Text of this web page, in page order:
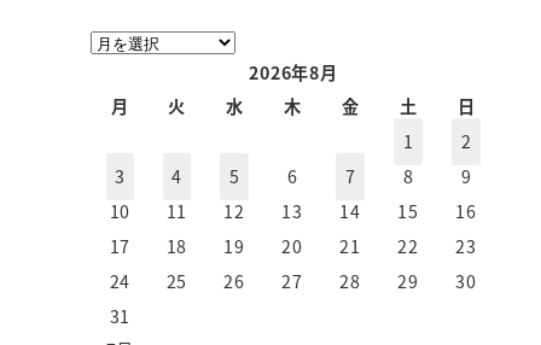
ア
2026年8月
月
火 水 木 金 土
日
1
2
3
4 5 6 7 8
9
10
11 12 13 14 15
16
17
18 19 20 21 22
23
24
25 26 27 28 29
30
31